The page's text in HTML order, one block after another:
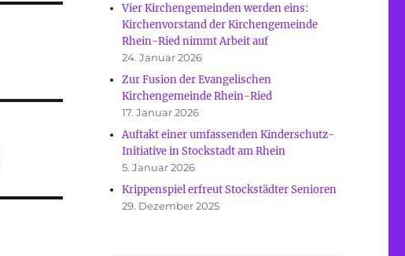
Vier Kirchengemeinden werden eins:
Kirchenvorstand der Kirchengemeinde
Rhein-Ried nimmt Arbeit auf
24. Januar 2026
Zur Fusion der Evangelischen
Kirchengemeinde Rhein-Ried
17. Januar 2026
Auftakt einer umfassenden Kinderschutz-
Initiative in Stockstadt am Rhein
5. Januar 2026
Krippenspiel erfreut Stockstädter Senioren
29. Dezember 2025